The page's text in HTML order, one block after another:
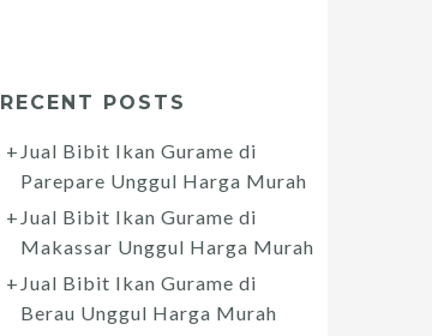
RECENT POSTS
Jual Bibit Ikan Gurame di
Parepare Unggul Harga Murah
Jual Bibit Ikan Gurame di
Makassar Unggul Harga Murah
Jual Bibit Ikan Gurame di
Berau Unggul Harga Murah